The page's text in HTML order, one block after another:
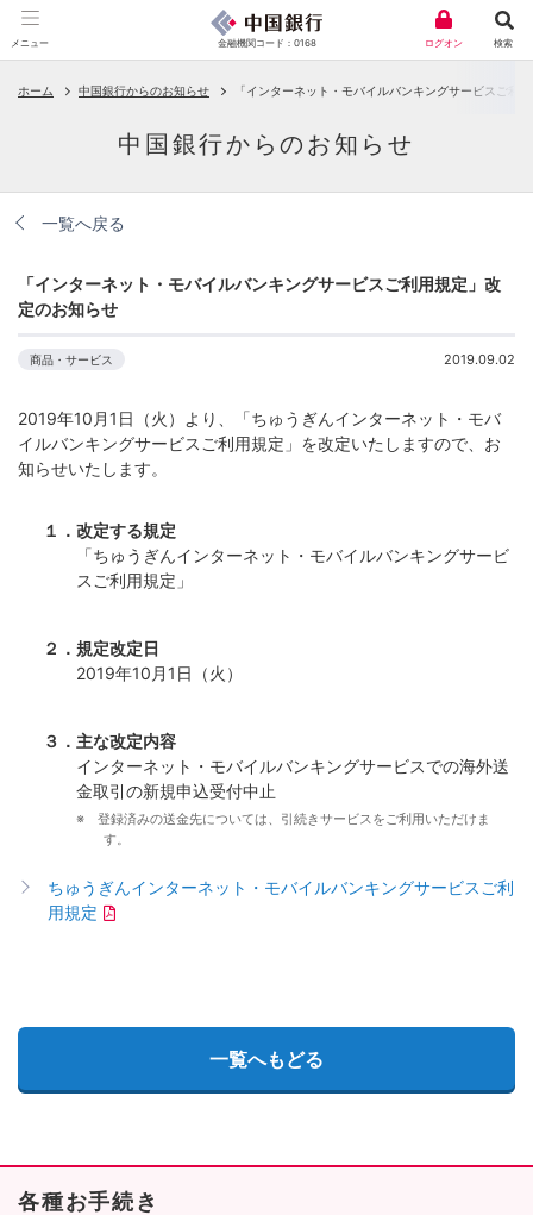
金融機関コード：0168
メニュー 検索
ログオン
ホーム 中国銀行からのお知らせ 「インターネット・モバイルバンキングサービスご利
中国銀行からのお知らせ
一覧へ戻る
「インターネット・モバイルバンキングサービスご利用規定」改
定のお知らせ
商品・サービス 2019.09.02
2019年10月1日（火）より、「ちゅうぎんインターネット・モバ
イルバンキングサービスご利用規定」を改定いたしますので、お
知らせいたします。
１．改定する規定
「ちゅうぎんインターネット・モバイルバンキングサービ
スご利用規定」
２．規定改定日
2019年10月1日（火）
３．主な改定内容
インターネット・モバイルバンキングサービスでの海外送
金取引の新規申込受付中止
※ 登録済みの送金先については、引続きサービスをご利用いただけま
す。
ちゅうぎんインターネット・モバイルバンキングサービスご利
用規定
一覧へもどる
各種お手続き